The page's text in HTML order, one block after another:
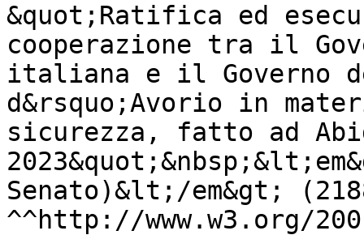
&quot;Ratifica ed
cooperazione tra il
italiana e il Governo
d&rsquo;Avorio in
sicurezza, fatto ad
Senato)&lt;/em&gt;
^^http://www.w3.org/